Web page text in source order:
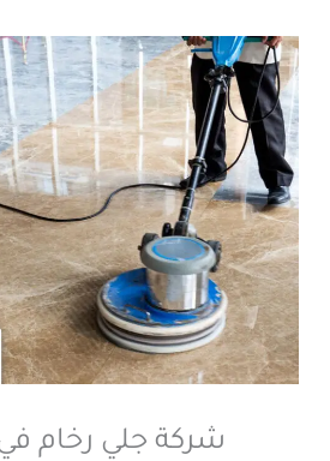
شركة جلي رخام في